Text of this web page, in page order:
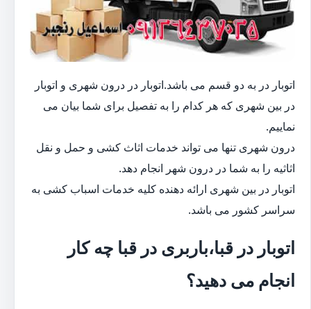
اتوبار در به دو قسم می باشد.اتوبار در درون شهری و اتوبار
در بین شهری که هر کدام را به تفصیل برای شما بیان می
نماییم.
درون شهری تنها می تواند خدمات اثاث کشی و حمل و نقل
اثاثیه را به شما در درون شهر انجام دهد.
اتوبار در بین شهری ارائه دهنده کلیه خدمات اسباب کشی به
سراسر کشور می باشد.
اتوبار در قبا،باربری در قبا چه کار
انجام می دهید؟